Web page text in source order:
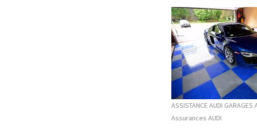
ASSISTANCE AUDI GARAGES
Assurances AUDI